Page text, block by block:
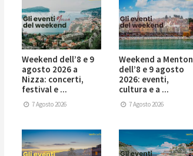
Weekend dell’8 e 9
agosto 2026 a
Nizza: concerti,
festival e ...
7 Agosto 2026
Weekend a Menton
dell’8 e 9 agosto
2026: eventi,
cultura e a ...
7 Agosto 2026